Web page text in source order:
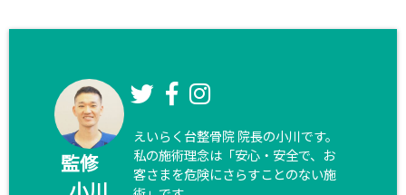
監修
小川
えいらく台整骨院 院長の小川です。
私の施術理念は「安心・安全で、お
客さまを危険にさらすことのない施